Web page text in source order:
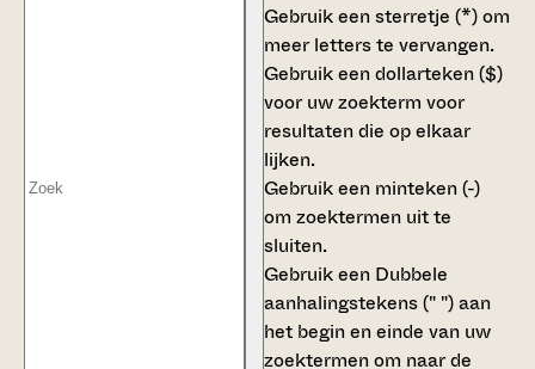
Gebruik eensterretje (*)om
meer letters te vervangen.
Gebruik eendollarteken ($)
voor uw zoekterm voor
resultaten die op elkaar
lijken.
Gebruik een minteken (-)
om zoektermen uit te
sluiten.
Gebruik een Dubbele
aanhalingstekens (" ")aan
het begin en einde van uw
zoektermen om naar de